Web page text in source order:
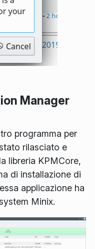
Manager
programma per
rilasciato e
libreria KPMCore,
di installazione di
applicazione ha
Minix.